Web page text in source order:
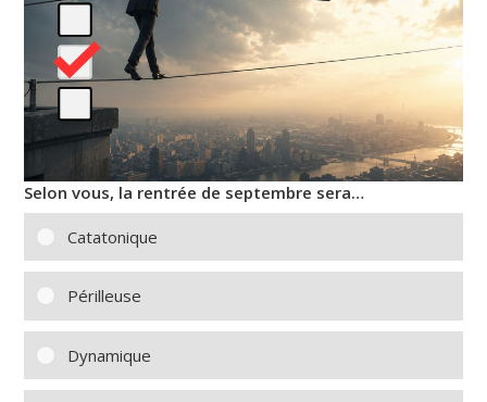
Selon vous, la rentrée de septembre sera…
Catatonique
Périlleuse
Dynamique